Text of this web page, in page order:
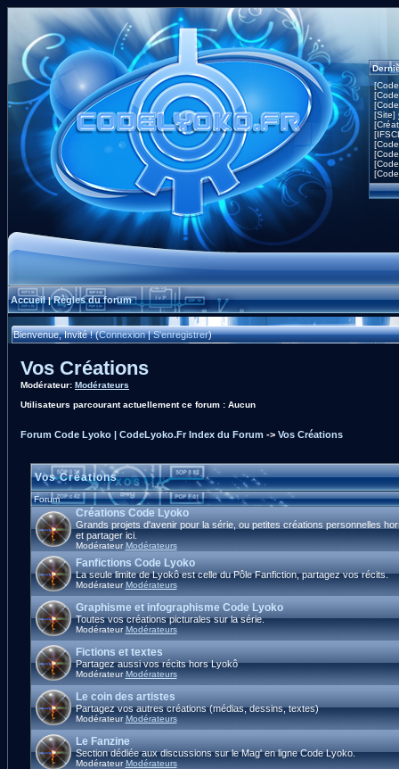
[Site]
Accueil|Règles du forum
Bienvenue, Invité ! (Connexion|S'enregistrer)
Vos Créations
Modérateur: Modérateurs
Utilisateurs parcourant actuellement ce forum : Aucun
Forum Code Lyoko | CodeLyoko.Fr Index du Forum -> Vos Créations
Vos Créations
Forum
Créations Code Lyoko
Grands projets d'avenir pour la série, ou petites créations personnelles
et partager ici.
ModérateurModérateurs
Fanfictions Code Lyoko
La seule limite de Lyokô est celle du Pôle Fanfiction, partagez vos récits.
ModérateurModérateurs
Graphisme et infographisme Code Lyoko
Toutes vos créations picturales sur la série.
ModérateurModérateurs
Fictions et textes
Partagez aussi vos récits hors Lyokô
ModérateurModérateurs
Le coin des artistes
Partagez vos autres créations (médias, dessins, textes)
ModérateurModérateurs
Le Fanzine
Section dédiée aux discussions sur le Mag' en ligne Code Lyoko.
ModérateurModérateurs